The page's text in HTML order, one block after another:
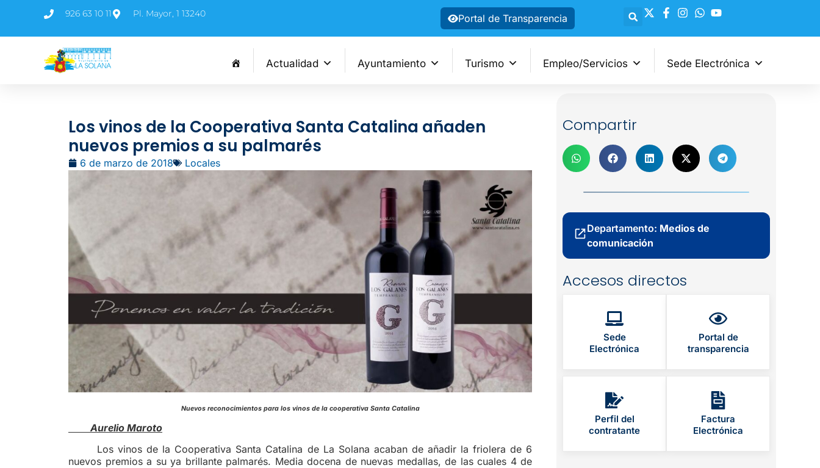
926 63 10 11 Pl. Mayor, 1 13240 Portal de Transparencia
Actualidad Ayuntamiento Turismo Empleo/Servicios Sede Electrónica
Los vinos de la Cooperativa Santa Catalina añaden
nuevos premios a su palmarés
6 de marzo de 2018 Locales
Nuevos reconocimientos para los vinos de la cooperativa Santa Catalina
Aurelio Maroto
Los vinos de la Cooperativa Santa Catalina de La Solana acaban de añadir la friolera de 6
nuevos premios a su ya brillante palmarés. Media docena de nuevas medallas, de las cuales 4 de
Compartir
Departamento: Medios de
comunicación
Accesos directos
Sede
Electrónica
Portal de
transparencia
Perfil del
contratante
Factura
Electrónica